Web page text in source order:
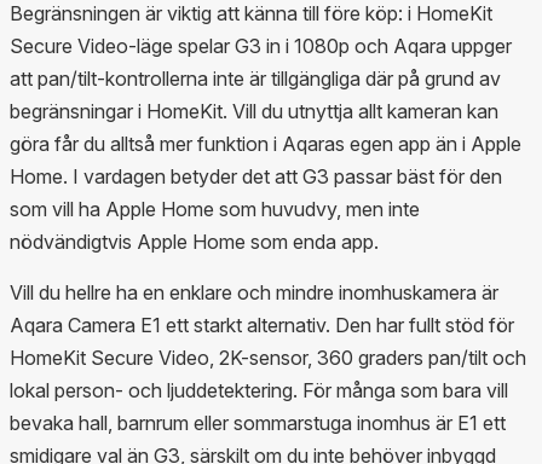
Begränsningen är viktig att känna till före köp: i HomeKit
Secure Video-läge spelar G3 in i 1080p och Aqara uppger
att pan/tilt-kontrollerna inte är tillgängliga där på grund av
begränsningar i HomeKit. Vill du utnyttja allt kameran kan
göra får du alltså mer funktion i Aqaras egen app än i Apple
Home. I vardagen betyder det att G3 passar bäst för den
som vill ha Apple Home som huvudvy, men inte
nödvändigtvis Apple Home som enda app.
Vill du hellre ha en enklare och mindre inomhuskamera är
Aqara Camera E1 ett starkt alternativ. Den har fullt stöd för
HomeKit Secure Video, 2K-sensor, 360 graders pan/tilt och
lokal person- och ljuddetektering. För många som bara vill
bevaka hall, barnrum eller sommarstuga inomhus är E1 ett
smidigare val än G3, särskilt om du inte behöver inbyggd